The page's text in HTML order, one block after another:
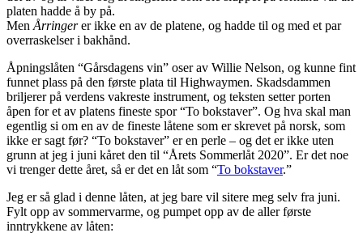
platen hadde å by på.
Men Årringerer ikke en av de platene, og hadde til og med et par
overraskelser i bakhånd.
Åpningslåten “Gårsdagens vin” oser av Willie Nelson, og kunne fint
funnet plass på den første plata til Highwaymen. Skadsdammen
briljerer på verdens vakreste instrument, og teksten setter porten
åpen for et av platens fineste spor “To bokstaver”. Og hva skal man
egentlig si om en av de fineste låtene som er skrevet på norsk, som
ikke er sagt før? “To bokstaver” er en perle – og det er ikke uten
grunn at jeg i juni kåret den til “Årets Sommerlåt 2020”. Er det noe
vi trenger dette året, så er det en låt som “To bokstaver.”
Jeg er så glad i denne låten, at jeg bare vil sitere meg selv fra juni.
Fylt opp av sommervarme, og pumpet opp av de aller første
inntrykkene av låten: